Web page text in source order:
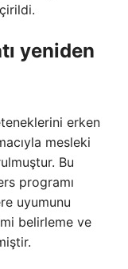
yeniden
erken
mesleki
Bu
programı
uyumunu
belirleme ve